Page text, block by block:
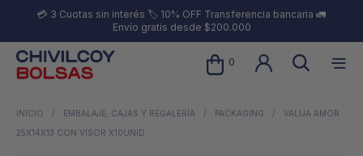
💳 3 Cuotas sin interés 🏷️ 10% OFF Transferencia bancaria 🚛
Envío gratis desde $200.000
0
INICIO / EMBALAJE, CAJAS Y REGALERÍA / PACKAGING /
VALIJA AMOR
25X14X13 CON VISOR X10UNID